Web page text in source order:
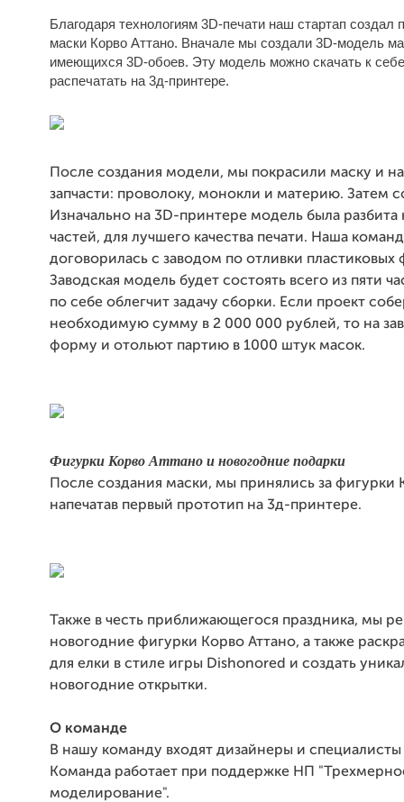
Благодаря технологиям 3D-печати наш стартап создал
маски Корво Аттано. Вначале мы создали 3D-модель
имеющихся 3D-обоев. Эту модель можно скачать к
распечатать на 3д-принтере.
После создания модели, мы покрасили маску и
запчасти: проволоку, монокли и материю. Затем
Изначально на 3D-принтере модель была
частей, для лучшего качества печати. Наша
договорилась с заводом по отливки пластиковых
Заводская модель будет состоять всего из пяти
по себе облегчит задачу сборки. Если проект
необходимую сумму в 2 000 000 рублей, то на
форму и отольют партию в 1000 штук масок.
Фигурки Корво Аттано и новогодние подарки
После создания маски, мы принялись за фигурки
напечатав первый прототип на 3д-принтере.
Также в честь приближающегося праздника, мы
новогодние фигурки Корво Аттано, а также
для елки в стиле игры Dishonored и создать
новогодние открытки.
О команде
В нашу команду входят дизайнеры и
Команда работает при поддержке НП
моделирование".